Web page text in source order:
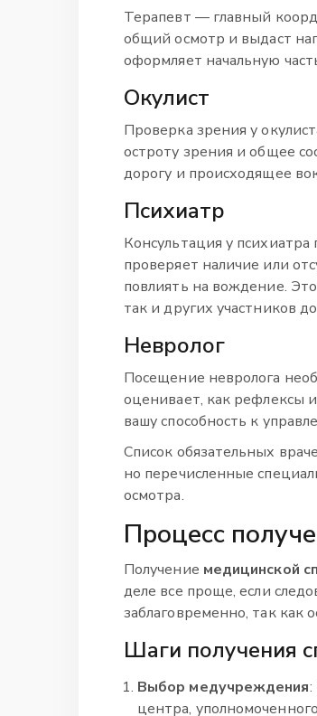
Терапевт — главный
общий осмотр и выдаст
оформляет начальную
Окулист
Проверка зрения у
остроту зрения и общее
дорогу и происходящее
Психиатр
Консультация у
проверяет наличие или
повлиять на вождение.
так и других участников
Невролог
Посещение невролога
оценивает, как рефлексы
вашу способность к
Список обязательных
но перечисленные
осмотра.
Процесс
Получение медицинской
деле все проще, если
заблаговременно, так как
Шаги получения
Выбор медучреждения
центра,